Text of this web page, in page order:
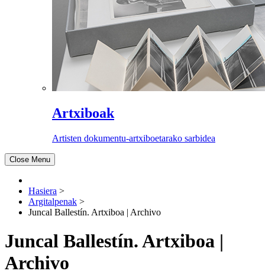
Artxiboak
Artisten dokumentu-artxiboetarako sarbidea
Close Menu
Hasiera >
Argitalpenak >
Juncal Ballestín. Artxiboa | Archivo
Juncal Ballestín. Artxiboa |
Archivo